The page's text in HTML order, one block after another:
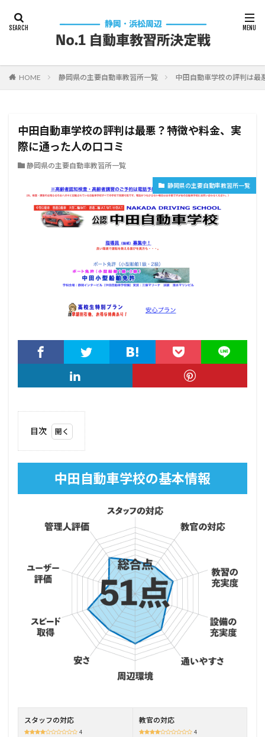
HOME 静岡県の主要自動車教習所一覧 中田自動車学校の評判は最
中田自動車学校の評判は最悪？特徴や料金、実
際に通った人の口コミ
静岡県の主要自動車教習所一覧
静岡県の主要自動車教習所一覧
目次
車学
校の
特徴
教官
を指
名で
官が
揃っ
てい
中田自動車学校の基本情報
スタッフの対応
4
教官の対応
4